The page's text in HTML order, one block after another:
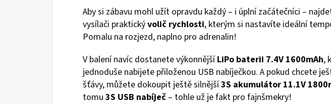
Aby si zábavu mohl užít opravdu každý – i úplní začátečníci –
vysílači praktickývolič rychlosti, kterým si nastavíte ideální
Pomalu na rozjezd, naplno pro adrenalin!
V balení navíc dostanete výkonnějšíLiPo baterii 7.4V 1600mAh,
jednoduše nabijete přiloženou USB nabíječkou. A pokud chcete
šťávy, můžete dokoupit ještě silnější3S akumulátor 11.1V
tomu 3S USB nabíječ – tohle už je fakt pro fajnšmekry!